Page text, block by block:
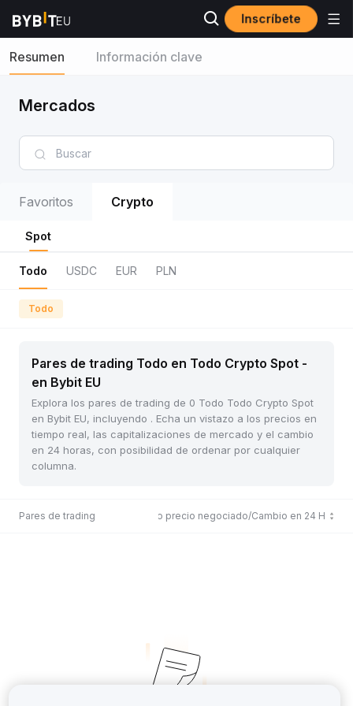
Inscríbete
Resumen Información clave
Mercados
Favoritos Crypto
Spot
Todo USDC EUR PLN
Todo
Pares de trading Todo en Todo Crypto Spot -
en Bybit EU
Explora los pares de trading de 0 Todo Todo Crypto Spot
en Bybit EU, incluyendo . Echa un vistazo a los precios en
tiempo real, las capitalizaciones de mercado y el cambio
en 24 horas, con posibilidad de ordenar por cualquier
columna.
Pares de trading Último precio negociado/Cambio en 24 H